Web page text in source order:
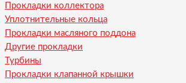
Прокладки коллектора
Уплотнительные кольца
Прокладки масляного поддона
Другие прокладки
Турбины
Прокладки клапанной крышки